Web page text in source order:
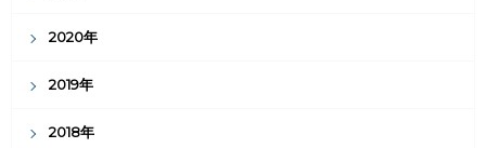
2020年
2019年
2018年